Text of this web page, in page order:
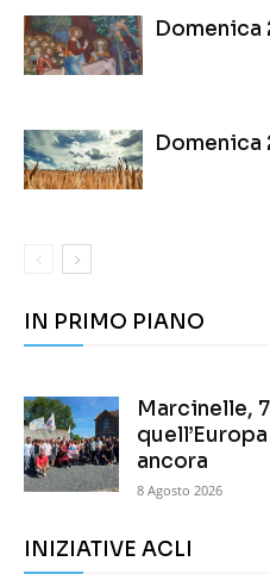
Domenica
Domenica
IN PRIMO PIANO
Marcinelle,
ancora
8 Agosto 2026
INIZIATIVE ACLI